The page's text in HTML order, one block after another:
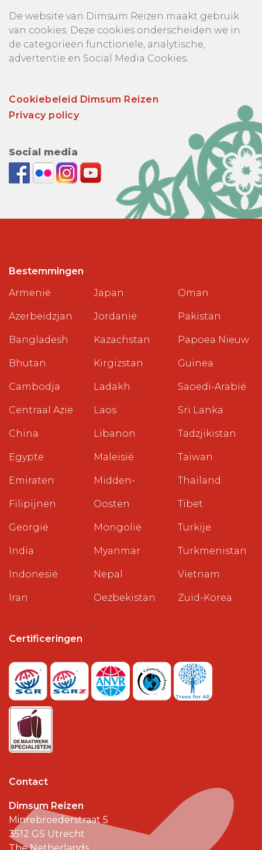
De website van Dimsum Reizen maakt gebruik
van cookies. Deze cookies onderscheiden we in
de categorieën functionele, analytische,
advertentie en Social Media Cookies.
Cookiebeleid Dimsum Reizen
Privacy policy
Social media
Bestemmingen
Armenië
Azerbeidzjan
Bangladesh
Bhutan
Cambodja
Centraal Azië
China
Egypte
Emiraten
Filipijnen
Georgië
India
Indonesië
Iran
Japan
Jordanië
Kazachstan
Kirgizstan
Ladakh
Laos
Libanon
Maleisië
Midden-
Oosten
Mongolië
Myanmar
Nepal
Oezbekistan
Oman
Pakistan
Papoea Nieuw
Guinea
Saoedi-Arabië
Sri Lanka
Tadzjikistan
Taiwan
Thailand
Tibet
Turkije
Turkmenistan
Vietnam
Zuid-Korea
Certificeringen
Contact
Dimsum Reizen
Minrebroederstraat 5
3512 GS Utrecht